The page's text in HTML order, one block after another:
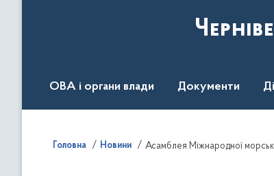
ОВА і органи влади Документи
Головна Новини